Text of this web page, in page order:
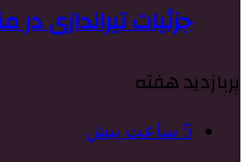
جزئیات تیراندازی
پربازدید هفته
5 ساعت پیش